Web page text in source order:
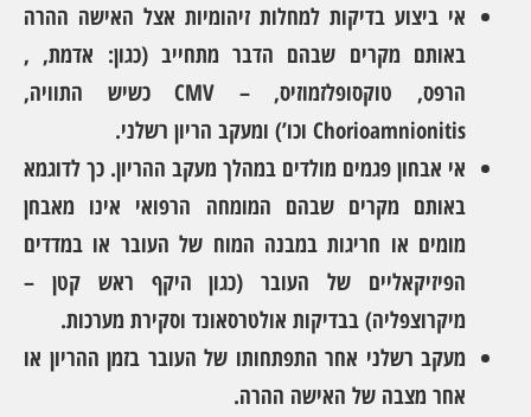
אי ביצוע בדיקות למחלות זיהומיות אצל האישה ההרה
באותם מקרים שבהם הדבר מתחייב (כגון: אדמת, ,
הרפס, טוקסופלזמוזיס, – CMV כשיש התוויה,
Chorioamnionitis וכו’) ומעקב הריון רשלני.
אי אבחון פגמים מולדים במהלך מעקב ההריון. כך לדוגמא
באותם מקרים שבהם המומחה הרפואי אינו מאבחן
מומים או חריגות במבנה המוח של העובר או במדדים
הפיזיקאליים של העובר (כגון היקף ראש קטן –
מיקרוצפליה) בבדיקות אולטרסאונד וסקירת מערכות.
מעקב רשלני אחר התפתחותו של העובר בזמן ההריון או
אחר מצבה של האישה ההרה.